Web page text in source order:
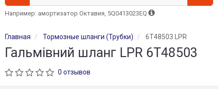
Например: амортизатор Октавия, 5Q0413023EQ
Главная Тормозные шланги (Трубки) 6T48503 LPR
Гальмівний шланг LPR 6T48503
0 отзывов